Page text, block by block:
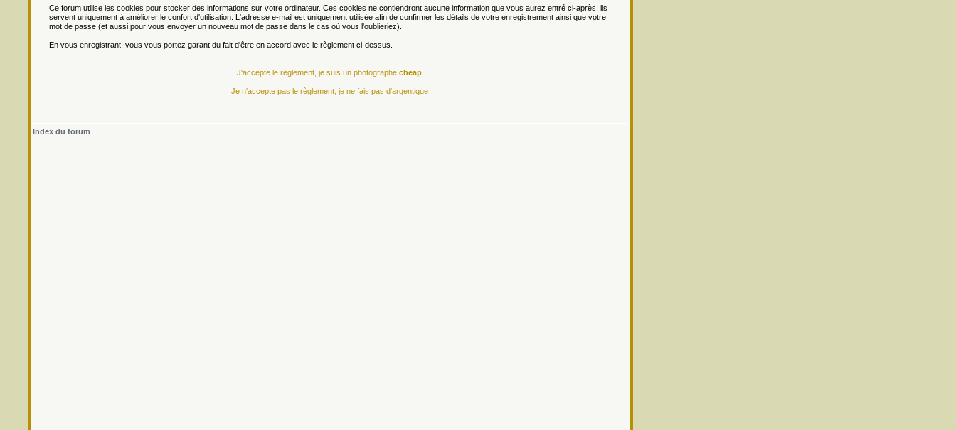
Ce forum utilise les cookies pour stocker des informations sur votre ordinateur. Ces cookies ne contiendront aucune information que vous aurez entré ci-après; ils
servent uniquement à améliorer le confort d'utilisation. L'adresse e-mail est uniquement utilisée afin de confirmer les détails de votre enregistrement ainsi que votre
mot de passe (et aussi pour vous envoyer un nouveau mot de passe dans le cas où vous l'oublieriez).
En vous enregistrant, vous vous portez garant du fait d'être en accord avec le règlement ci-dessus.
J'accepte le règlement, je suis un photographe cheap
Je n'accepte pas le règlement, je ne fais pas d'argentique
Index du forum